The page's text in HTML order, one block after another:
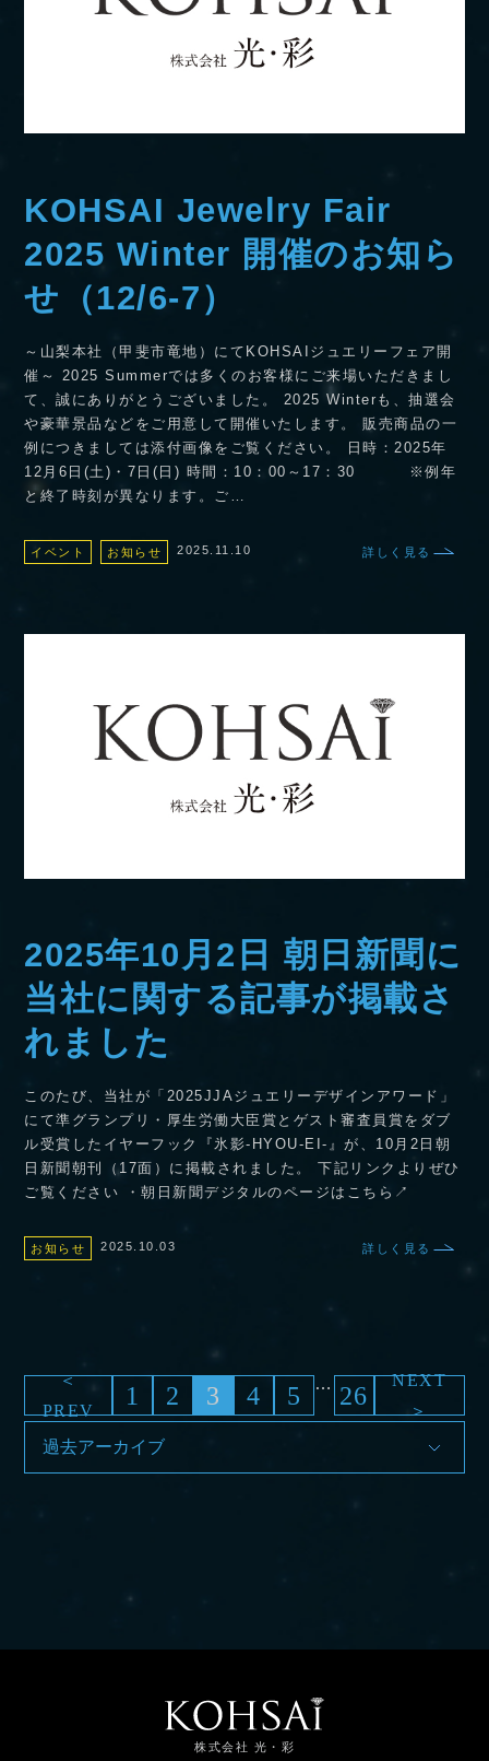
KOHSAI Jewelry Fair
2025 Winter 開催のお知ら
せ（12/6-7）
～山梨本社（甲斐市竜地）にてKOHSAIジュエリーフェア開
催～ 2025 Summerでは多くのお客様にご来場いただきまし
て、誠にありがとうございました。 2025 Winterも、抽選会
や豪華景品などをご用意して開催いたします。 販売商品の一
例につきましては添付画像をご覧ください。 日時：2025年
12月6日(土)・7日(日) 時間：10：00～17：30 ※例年
と終了時刻が異なります。ご…
イベント お知らせ 2025.11.10 詳しく見る
2025年10月2日 朝日新聞に
当社に関する記事が掲載さ
れました
このたび、当社が「2025JJAジュエリーデザインアワード」
にて準グランプリ・厚生労働大臣賞とゲスト審査員賞をダブ
ル受賞したイヤーフック『氷影‐HYOU-EI-』が、10月2日朝
日新聞朝刊（17面）に掲載されました。 下記リンクよりぜひ
ご覧ください ・朝日新聞デジタルのページはこちら↗
お知らせ 2025.10.03 詳しく見る
＜
PREV
1 2 3 4 5 … 26
NEXT
＞
株式会社 光・彩